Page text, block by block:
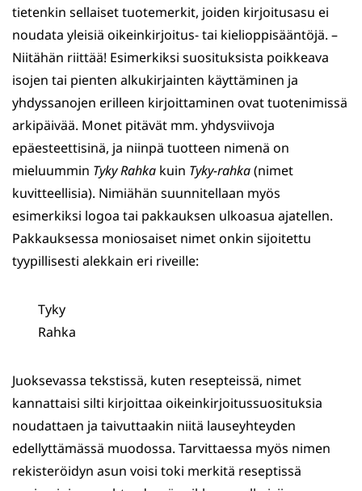
tietenkin sellaiset tuotemerkit, joiden kirjoitusasu ei
noudata yleisiä oikeinkirjoitus- tai kielioppisääntöjä. –
Niitähän riittää! Esimerkiksi suosituksista poikkeava
isojen tai pienten alkukirjainten käyttäminen ja
yhdyssanojen erilleen kirjoittaminen ovat tuotenimissä
arkipäivää. Monet pitävät mm. yhdysviivoja
epäesteettisinä, ja niinpä tuotteen nimenä on
mieluummin Tyky Rahka kuin Tyky-rahka(nimet
kuvitteellisia). Nimiähän suunnitellaan myös
esimerkiksi logoa tai pakkauksen ulkoasua ajatellen.
Pakkauksessa moniosaiset nimet onkin sijoitettu
tyypillisesti alekkain eri riveille:
Tyky
​​​​​​​Rahka
Juoksevassa tekstissä, kuten resepteissä, nimet
kannattaisi silti kirjoittaa oikeinkirjoitussuosituksia
noudattaen ja taivuttaakin niitä lauseyhteyden
edellyttämässä muodossa. Tarvittaessa myös nimen
rekisteröidyn asun voisi toki merkitä reseptissä